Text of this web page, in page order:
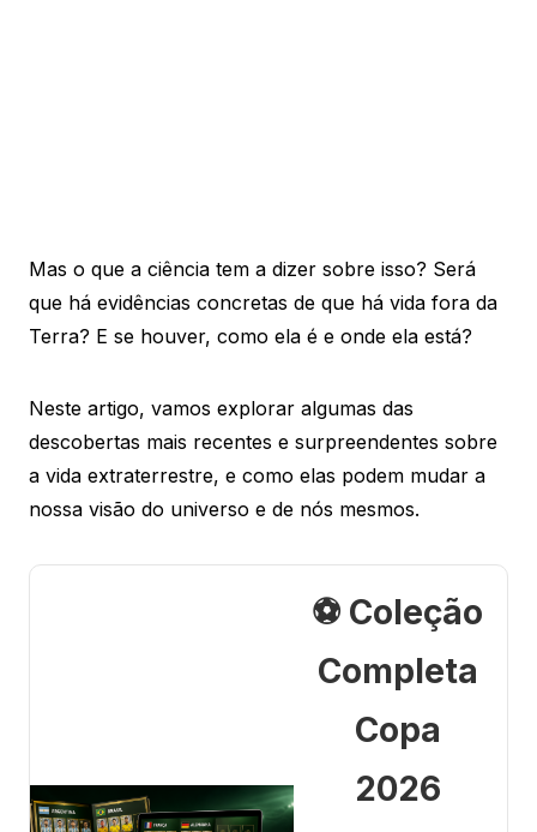
Mas o que a ciência tem a dizer sobre isso? Será
que há evidências concretas de que há vida fora da
Terra? E se houver, como ela é e onde ela está?
Neste artigo, vamos explorar algumas das
descobertas mais recentes e surpreendentes sobre
a vida extraterrestre, e como elas podem mudar a
nossa visão do universo e de nós mesmos.
⚽ Coleção
Completa
Copa
2026